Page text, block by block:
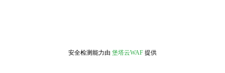
安全检测能力由 堡塔云WAF 提供